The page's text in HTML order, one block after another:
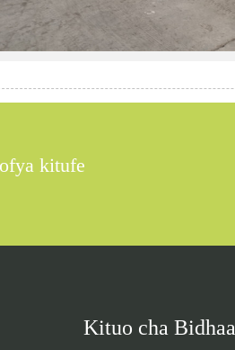
kitufe
Kituo cha Bidhaa